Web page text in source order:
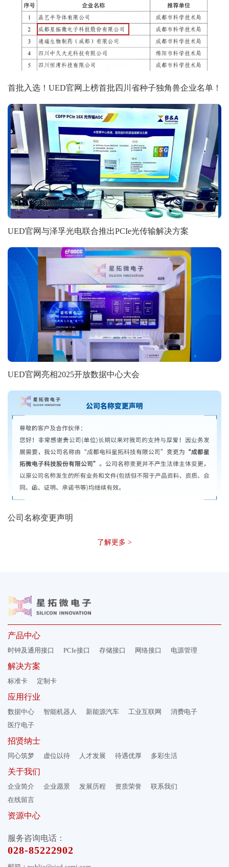
首批入选！UED官网上榜首批四川省种子独角兽企业名单！
UED官网与泽孚光电联合推出PCIe光传输解决方案
UED官网亮相2025开放数据中心大会
公司名称变更声明
了解更多 >
产品中心
时钟及通用接口 PCIe接口 存储接口 网络接口 电源管理
解决方案
标准卡 定制卡
应用行业
数据中心 智能机器人 新能源汽车 工业互联网
消费电子
医疗电子
招贤纳士
同心筑梦 虚位以待 人才发展 待遇优厚 多彩生活
关于我们
企业简介 企业愿景 发展历程 资质荣誉
联系我们
在线留言
资源中心
服务咨询电话：
028-85222902